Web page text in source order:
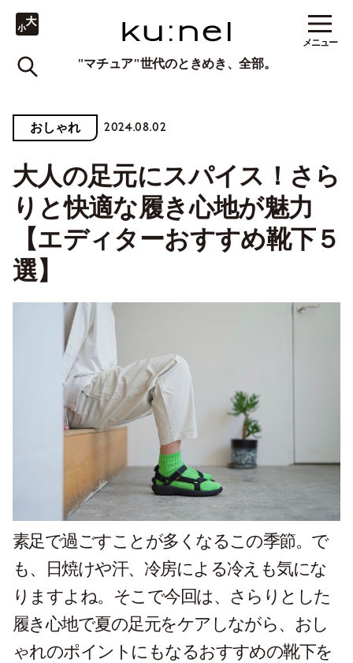
"マチュア"世代のときめき、全部。
メニュー
おしゃれ 2024.08.02
大人の足元にスパイス！さら
りと快適な履き心地が魅力
【エディターおすすめ靴下５
選】
素足で過ごすことが多くなるこの季節。で
も、日焼けや汗、冷房による冷えも気にな
りますよね。そこで今回は、さらりとした
履き心地で夏の足元をケアしながら、おし
ゃれのポイントにもなるおすすめの靴下を